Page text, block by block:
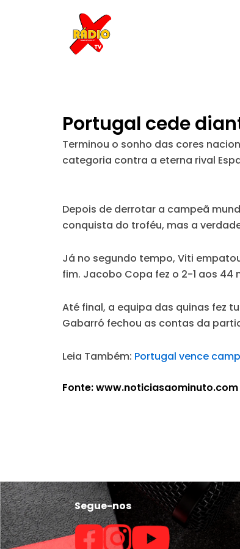
Portugal cede
Terminou o sonho das cores
categoria contra a eterna rival
Depois de derrotar a campeã
conquista do troféu, mas a
Já no segundo tempo, Viti
fim. Jacobo Copa fez o 2-1 aos 44
Até final, a equipa das quinas fez
Gabarró fechou as contas da
Leia Também: Portugal vence
Fonte: www.noticiasaominuto.com
Segue-nos